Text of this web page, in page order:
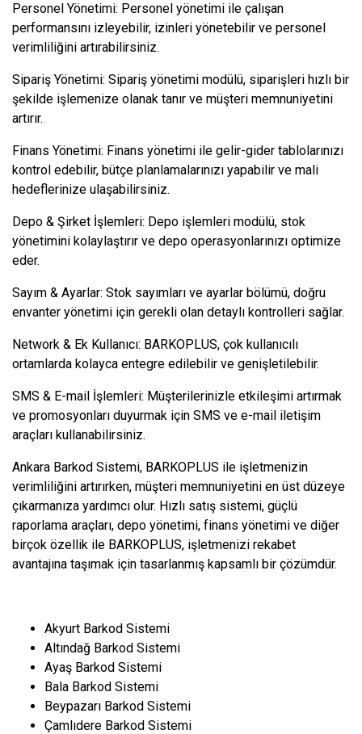
Personel Yönetimi: Personel yönetimi ile çalışan
performansını izleyebilir, izinleri yönetebilir ve personel
verimliliğini artırabilirsiniz.
Sipariş Yönetimi: Sipariş yönetimi modülü, siparişleri hızlı bir
şekilde işlemenize olanak tanır ve müşteri memnuniyetini
artırır.
Finans Yönetimi: Finans yönetimi ile gelir-gider tablolarınızı
kontrol edebilir, bütçe planlamalarınızı yapabilir ve mali
hedeflerinize ulaşabilirsiniz.
Depo & Şirket İşlemleri: Depo işlemleri modülü, stok
yönetimini kolaylaştırır ve depo operasyonlarınızı optimize
eder.
Sayım & Ayarlar: Stok sayımları ve ayarlar bölümü, doğru
envanter yönetimi için gerekli olan detaylı kontrolleri sağlar.
Network & Ek Kullanıcı: BARKOPLUS, çok kullanıcılı
ortamlarda kolayca entegre edilebilir ve genişletilebilir.
SMS & E-mail İşlemleri: Müşterilerinizle etkileşimi artırmak
ve promosyonları duyurmak için SMS ve e-mail iletişim
araçları kullanabilirsiniz.
Ankara Barkod Sistemi, BARKOPLUS ile işletmenizin
verimliliğini artırırken, müşteri memnuniyetini en üst düzeye
çıkarmanıza yardımcı olur. Hızlı satış sistemi, güçlü
raporlama araçları, depo yönetimi, finans yönetimi ve diğer
birçok özellik ile BARKOPLUS, işletmenizi rekabet
avantajına taşımak için tasarlanmış kapsamlı bir çözümdür.
Akyurt Barkod Sistemi
Altındağ Barkod Sistemi
Ayaş Barkod Sistemi
Bala Barkod Sistemi
Beypazarı Barkod Sistemi
Çamlıdere Barkod Sistemi